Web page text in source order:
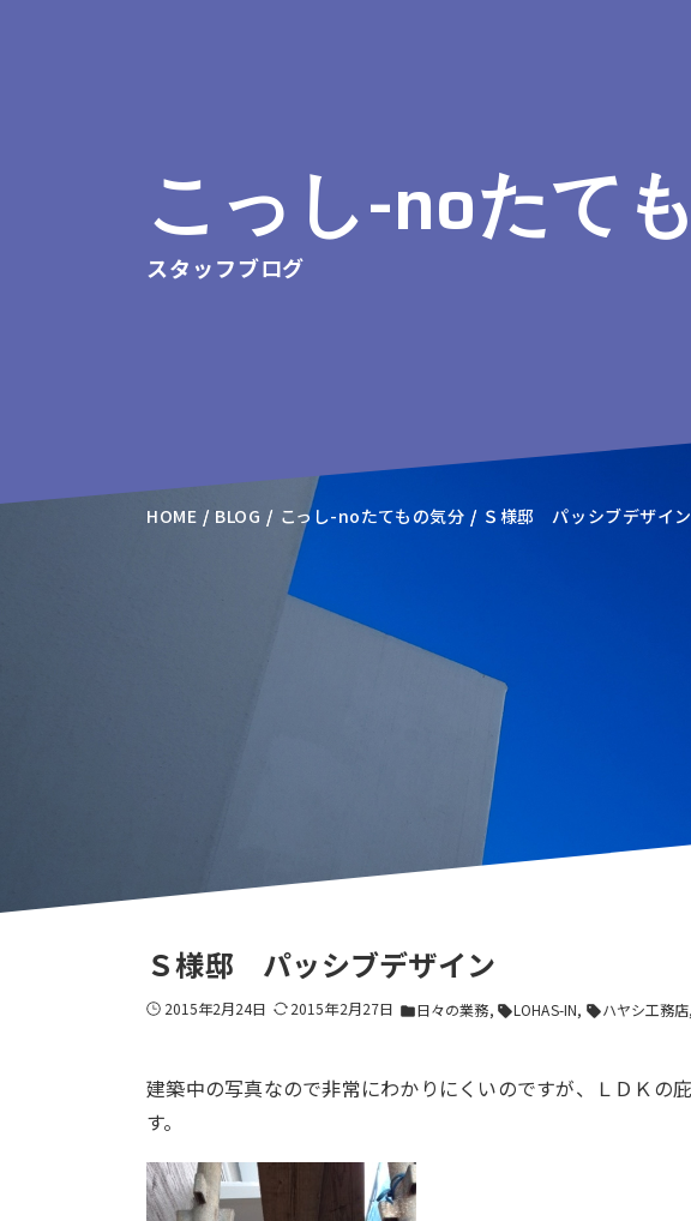
こっし-noたて
スタッフブログ
HOME BLOG こっし-noたてもの気分 Ｓ様邸 パッシブデザイン
Ｓ様邸 パッシブデザイン
2015年2月24日 2015年2月27日 folder日々の業務 sellLOHAS-IN sellハヤシ工務店
建築中の写真なので非常にわかりにくいのですが、ＬＤＫの
す。